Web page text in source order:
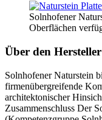
Solnhofener
Oberflächen
Über den
Solnhofener Naturstein
firmenübergreifende
architektonischer
Zusammenschluss Der